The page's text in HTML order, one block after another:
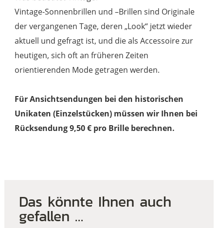
Vintage-Sonnenbrillen und –Brillen sind Originale
der vergangenen Tage, deren „Look“ jetzt wieder
aktuell und gefragt ist, und die als Accessoire zur
heutigen, sich oft an früheren Zeiten
orientierenden Mode getragen werden.
Für Ansichtsendungen bei den historischen
Unikaten (Einzelstücken) müssen wir Ihnen bei
Rücksendung 9,50 € pro Brille berechnen.
Das könnte Ihnen auch
gefallen …